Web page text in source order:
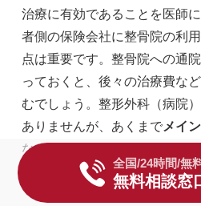
治療に有効であることを医師
者側の保険会社に整骨院の利
点は重要です。整骨院への通
っておくと、後々の治療費な
むでしょう。整形外科（病院
ありませんが、あくまでメイ
なります。
病
全国/24時間/無
無料相談窓